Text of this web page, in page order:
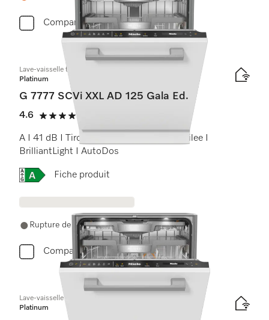
Comparer
Lave-vaisselle totalement intégrable XXL
Platinum
G 7777 SCVi XXL AD 125 Gala Ed.
4.6
4.6 étoiles sur 5
A I 41 dB I Tiroir à couverts I Paniers Jubilee I
BrilliantLight I AutoDos
Online Label Flag, Etiquette énergétique
Fiche produit
Rupture de stock
Comparer
Lave-vaisselle totalement intégrable
Platinum